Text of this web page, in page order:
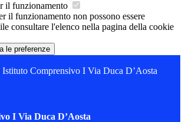
il funzionamento
il funzionamento non possono essere
consultare l'elenco nella pagina della cookie
le preferenze
Istituto Comprensivo I Via Duca D’Aosta
I Via Duca D’Aosta